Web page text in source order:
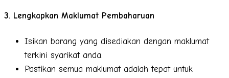
3. Lengkapkan Maklumat Pembaharuan
Isikan borang yang disediakan dengan maklumat
terkini syarikat anda.
Pastikan semua maklumat adalah tepat untuk